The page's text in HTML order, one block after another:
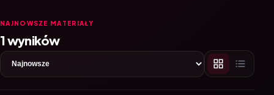
NAJNOWSZE MATERIAŁY
1 wyników